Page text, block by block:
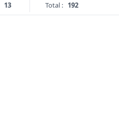
13 Total : 192